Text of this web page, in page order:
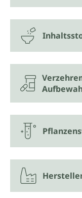
Grenadille,
die
Die
Amerika. Dort
weltweit
Es gibt die
Untergattungen
Untergattung
Früchte, auch
Kapsel ohne
Für die